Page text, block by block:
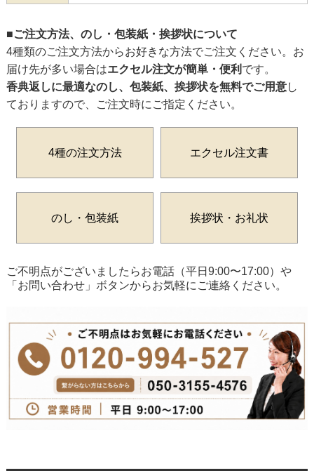
■ご注文方法、のし・包装紙・挨拶状について
4種類のご注文方法からお好きな方法でご注文ください。お
届け先が多い場合はエクセル注文が簡単・便利 です。
香典返しに最適なのし、包装紙、挨拶状を無料でご用意し
ておりますので、ご注文時にご指定ください。
4種の注文方法 エクセル注文書
のし・包装紙 挨拶状・お礼状
ご不明点がございましたらお電話（平日9:00〜17:00）や
「お問い合わせ」ボタンからお気軽にご連絡ください。